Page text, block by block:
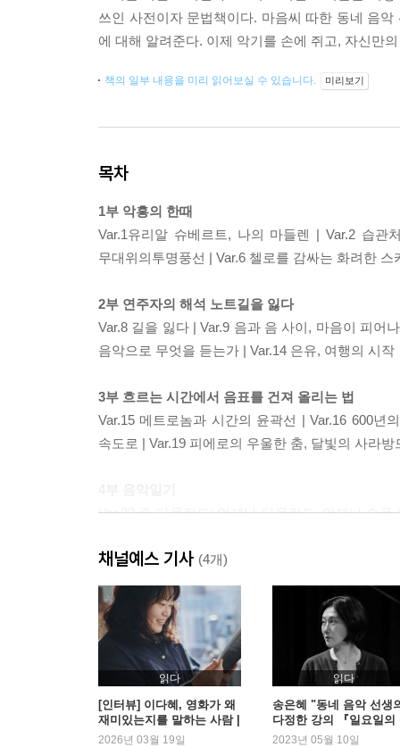
쓰인 사전이자 문법책이다. 마음씨 따한 동네 음
에 대해 알려준다. 이제 악기를 손에 쥐고, 자신만
책의 일부 내용을 미리 읽어보실 수 있습니다. 미리보기
목차
1부 악흥의 한때
Var.1ㅤ유리알 슈베르트, 나의 마들렌 | Var.2 습
무대위의투명풍선 | Var.6 첼로를 감싸는 화려한 스
2부 연주자의 해석 노트길을 잃다
Var.8 길을 잃다 | Var.9 음과 음 사이, 마음이 피어
음악으로 무엇을 듣는가 | Var.14 은유, 여행의 시작
3부 흐르는 시간에서 음표를 건져 올리는 법
Var.15 메트로놈과 시간의 윤곽선 | Var.16 ㅤ600
속도로 | Var.19 피에로의 우울한 춤, 달빛의 사라
Var.22 존 다울런드: 언제나 다울런드, 언제나 슬
Var.28 트라베소: 그 무해한 식물성 소리 | Var.29
〈유대인의 삶〉: 이방인의 기도 | Var.32 에릭 사
시, 환희의 노래
Coda 오늘은 오늘의 음악을 배운다
채널예스 기사 (4개)
읽다
[인터뷰] 이다혜, 영화가 왜
재미있는지를 말하는 사람 |
예스24
2026년 03월 19일
읽다
송은혜 "동네 음악 선생
다정한 강의 『일요일의
악실』"
2023년 05월 10일